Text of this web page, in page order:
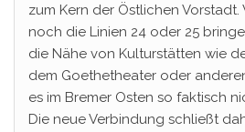
zum Kern der Östlichen Vorstadt.
noch die Linien 24 oder 25
die Nähe von Kulturstätten wie
dem Goethetheater oder
es im Bremer Osten so faktisch
Die neue Verbindung schließt